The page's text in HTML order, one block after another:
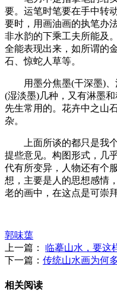
要。运笔时笔要在手中转
要时，用画油画的执笔办
非水韵的下乘工夫所能及
全能表现出来，如所谓的
石、惊蛇人草等。
用墨分焦墨(干深墨)、
(湿淡墨)几种，又有淋墨
先生常用的。花卉中之山
杂。
上面所谈的都只是我个
提些意见。构图形式，几
代有所变异，人物还有个
想，主要是人的思想感情
老的画中，在这点是可崇
郭味蕖
上一篇：
临摹山水，要这
下一篇： 传统山水画为何
相关阅读